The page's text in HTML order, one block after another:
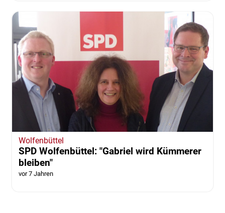
Wolfenbüttel
SPD Wolfenbüttel: "Gabriel wird Kümmerer
bleiben"
vor 7 Jahren